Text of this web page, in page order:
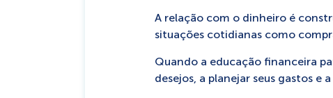
A relação com o dinheiro é
situações cotidianas como
Quando a educação financeira
desejos, a planejar seus gastos e